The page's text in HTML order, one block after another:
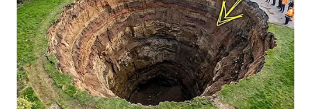
WN
NATUNA
WN
BINTAN